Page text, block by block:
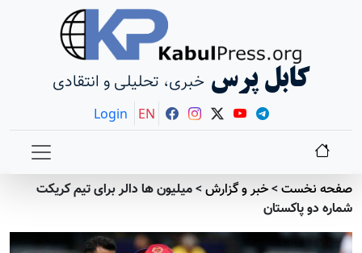
کابل پرس خبری، تحلیلی و انتقادی
Login EN
صفحه نخست>خبر و گزارش>میلیون ها دالر برای تیم کریکت
شماره دو پاکستان